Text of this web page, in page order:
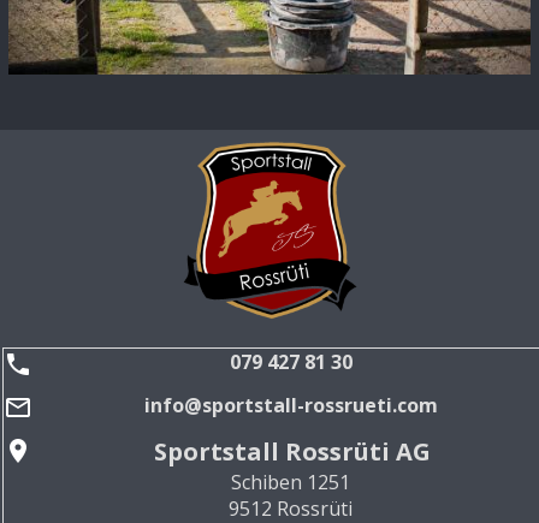
079 427 81 30
info@sportstall-rossrueti.com
Sportstall Rossrüti AG
Schiben 1251
9512 Rossrüti